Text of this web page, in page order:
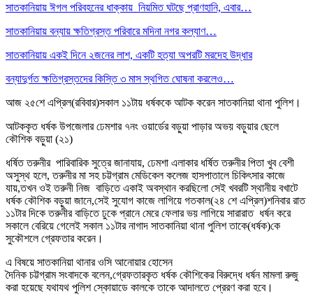
সাতকানিয়ায় ঈগল পরিবহনের ধাক্কায় নিয়মিত ঘটছে প্রাণহানি, এবার…
সাতকানিয়ায় বন্যায় ক্ষতিগ্রস্ত পরিবারে মদিনা নগর কল্যাণ…
সাতকানিয়ায় একই দিনে ২জনের লাশ, একটি হত্যা অপরটি মরদেহ উদ্ধার
বন্যাদুর্গত ক্ষতিগ্রস্তদের কিস্তি ৩ মাস স্থগিত ঘোষনা করলেও…
আজ ২৫শে এপ্রিল(রবিবার)সকাল ১১টায় ধর্ষককে আটক করেন সাতকানিয়া থানা পুলিশ।
আটককৃত ধর্ষক উপজেলার ঢেমশার ৭নং ওয়ার্ডের বড়ুয়া পাড়ার অভয় বড়ুয়ার ছেলে
কৌশিক বড়ুয়া (২১)
ধর্ষিত তরুনীর পারিবারিক সুত্রে জানাযায়, ঢেমশা এলাকার ধর্ষিত তরুনীর পিতা খুব বেশী
অসুস্থ হলে, তরুনীর মা সহ চট্টগ্রাম মেডিকেল কলেজ হাসপাতালে চিকিৎসার কাজে
যায়,তখন ওই তরুনী নিজ বাড়িতে একাই অবস্থান করছিলো সেই খবরটি স্থানীয় বখাটে
ধর্ষক কৌশিক বড়ুয়া জানে,সেই সুযোগ কাজে লাগিয়ে গতকাল(২৪ শে এপ্রিল)শনিবার রাত
১১টার দিকে তরুনীর বাড়িতে ঢুকে প্রানে মেরে ফেলার ভয় লাগিয়ে সারারাত ধর্ষন করে
সকালে বেরিয়ে গেলেই সকাল ১১টার নাগাদ সাতকানিয়া থানা পুলিশ তাকে(ধর্ষক)কে
সুকৌশলে গ্রেফতার করেন।
এ বিষয়ে সাতকানিয়া থানার ওসি আনোয়ার হোসেন
দৈনিক চট্টগ্রাম সংবাদকে বলেন,গ্রেফতারকৃত ধর্ষক কৌশিকের বিরুদ্ধে ধর্ষন মামলা রুজু
করা হয়েছে যথাযথ পুলিশ স্কোয়াডে কালকে তাকে আদালতে প্রেরণ করা হবে।